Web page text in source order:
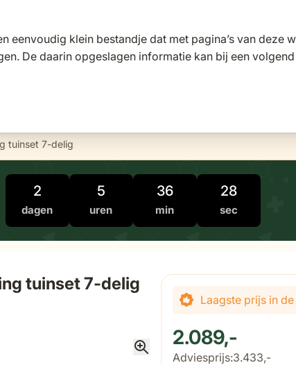
eenvoudig klein bestandje dat met pagina’s van deze
De daarin opgeslagen informatie kan bij een
for Tuinstoelen
tuinset 7-delig
2
dagen
5
uren
36
min
27
sec
tuinset 7-delig De prijs is afhankelijk
Laagste prijs in
2.089,-
Adviesprijs:3.433,-